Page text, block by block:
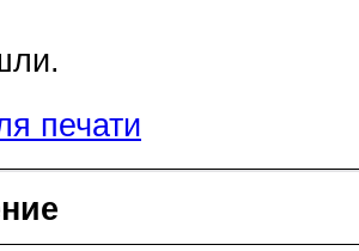
печати